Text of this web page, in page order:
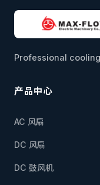
Professional
产品中心
AC 风扇
DC 风扇
DC 鼓风机